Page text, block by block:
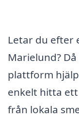
Letar du efter
Marielund?
plattform
enkelt hitta
från lokala